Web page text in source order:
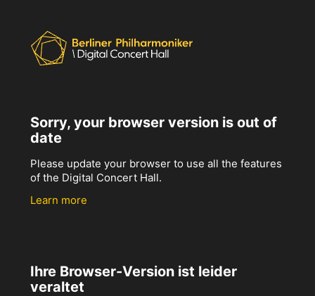
Sorry, your browser version is out of
date
Please update your browser to use all the features
of the Digital Concert Hall.
Learn more
Ihre Browser-Version ist leider
veraltet